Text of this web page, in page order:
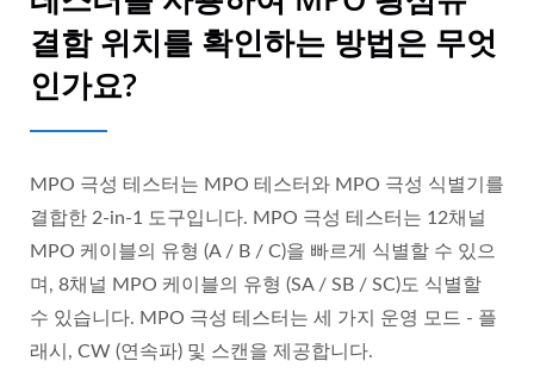
결함 위치를 확인하는 방법은 무엇
인가요?
MPO 극성 테스터는 MPO 테스터와 MPO 극성 식별기를
결합한 2-in-1 도구입니다. MPO 극성 테스터는 12채널
MPO 케이블의 유형 (A / B / C)을 빠르게 식별할 수 있으
며, 8채널 MPO 케이블의 유형 (SA / SB / SC)도 식별할
수 있습니다. MPO 극성 테스터는 세 가지 운영 모드 - 플
래시, CW (연속파) 및 스캔을 제공합니다.